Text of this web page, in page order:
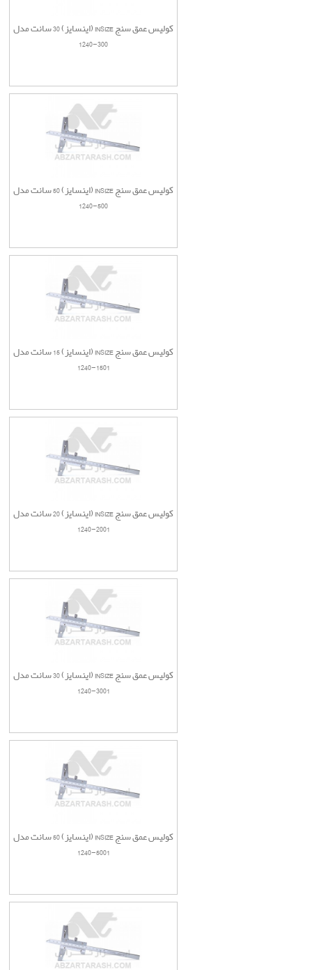
کولیس عمق سنج INSIZE (اینسایز) 30 سانت مدل
300-1240
کولیس عمق سنج INSIZE (اینسایز) 50 سانت مدل
500-1240
کولیس عمق سنج INSIZE (اینسایز) 15 سانت مدل
1501-1240
کولیس عمق سنج INSIZE (اینسایز) 20 سانت مدل
2001-1240
کولیس عمق سنج INSIZE (اینسایز) 30 سانت مدل
3001-1240
کولیس عمق سنج INSIZE (اینسایز) 50 سانت مدل
5001-1240